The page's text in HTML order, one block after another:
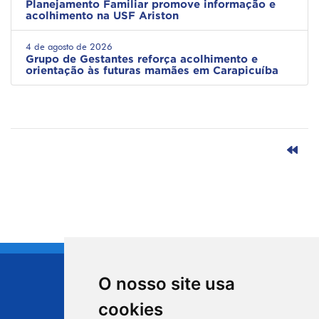
O nosso site usa
cookies
Planejamento Familiar promove informação e
acolhimento na USF Ariston
4 de agosto de 2026
Grupo de Gestantes reforça acolhimento e
orientação às futuras mamães em Carapicuíba
CIDADE DE